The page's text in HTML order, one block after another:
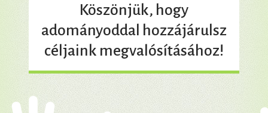
Köszönjük, hogy
adományoddal hozzájárulsz
céljaink megvalósításához!